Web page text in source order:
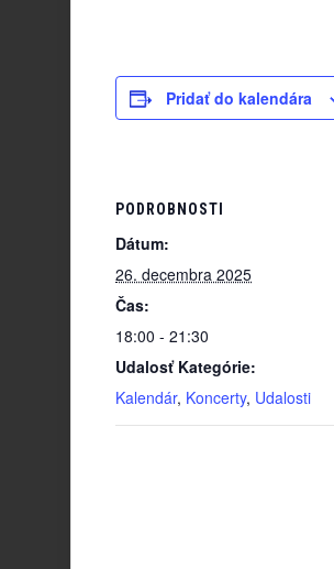
Pridať do kalendára
PODROBNOSTI
Dátum:
26. decembra 2025
Čas:
18:00 - 21:30
Udalosť Kategórie:
Kalendár, Koncerty, Udalosti